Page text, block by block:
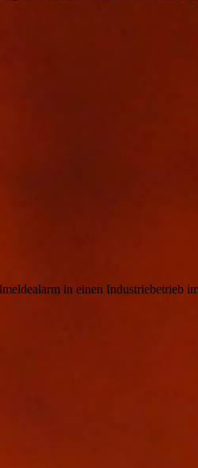
in einen Industriebetrieb